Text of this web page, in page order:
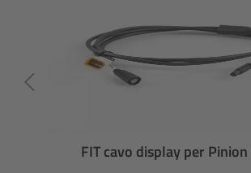
FIT cavo display per Pinion